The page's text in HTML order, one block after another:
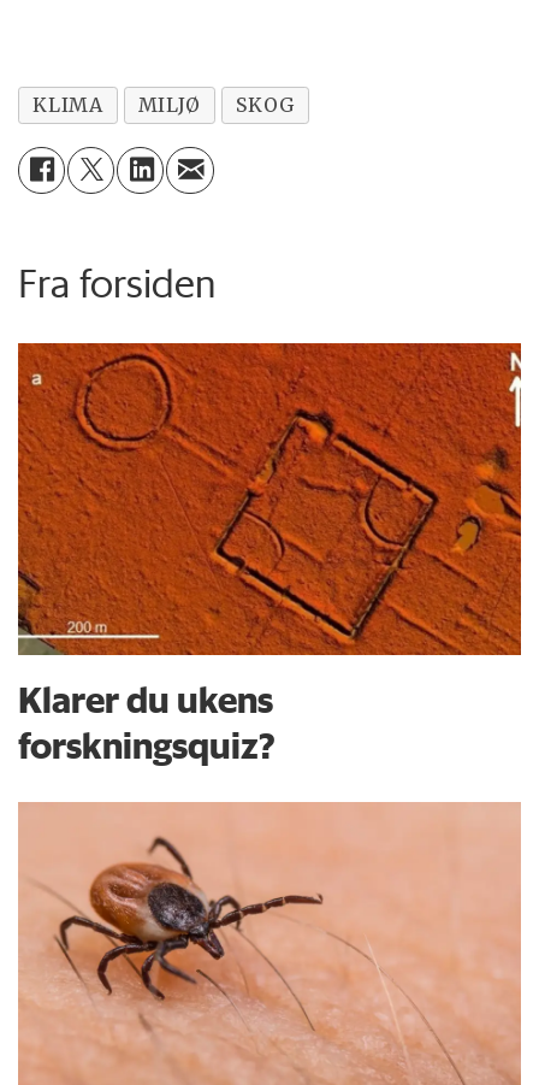
KLIMA MILJØ SKOG
Fra forsiden
Klarer du ukens
forskningsquiz?